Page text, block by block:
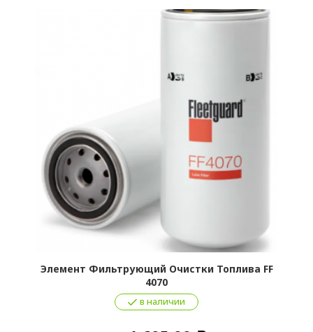
Элемент Фильтрующий Очистки Топлива FF
4070
в наличии